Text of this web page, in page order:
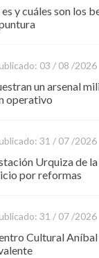
y cuáles son los
03 / 08 /2026
un arsenal
operativo
31 / 07 /2026
Urquiza de la
por reformas
31 / 07 /2026
Cultural